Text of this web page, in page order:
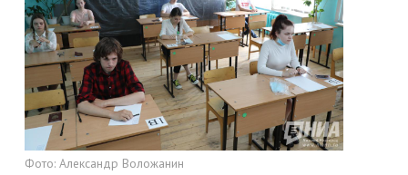
Фото: Александр Воложанин